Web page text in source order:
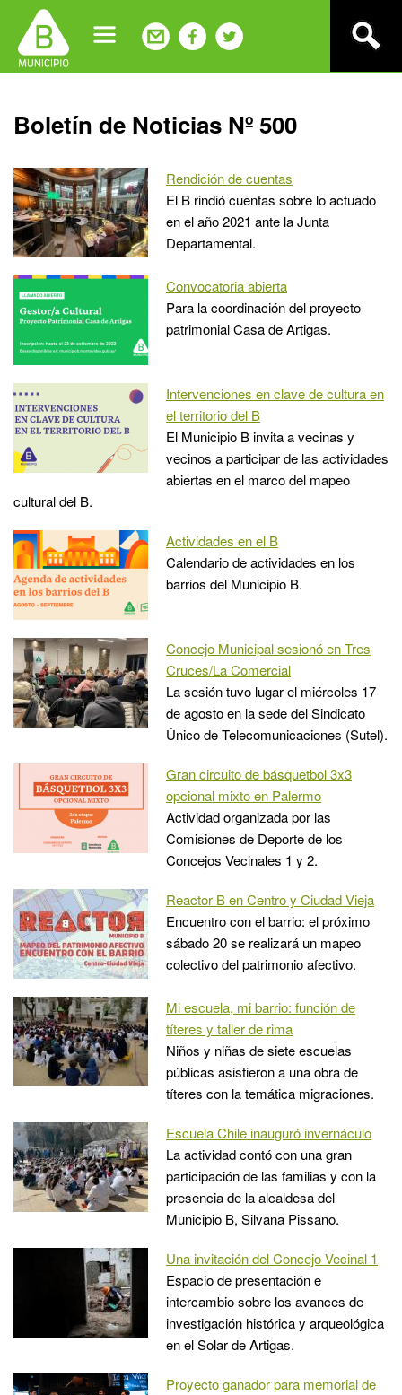
navigation
Back
to
Boletín de Noticias Nº 500
Rendición de cuentas
El B rindió cuentas sobre lo actuado
en el año 2021 ante la Junta
Departamental.
Convocatoria abierta
Para la coordinación del proyecto
patrimonial Casa de Artigas.
Intervenciones en clave de cultura en
el territorio del B
El Municipio B invita a vecinas y
vecinos a participar de las actividades
abiertas en el marco del mapeo
cultural del B.
Actividades en el B
Calendario de actividades en los
barrios del Municipio B.
Concejo Municipal sesionó en Tres
Cruces/La Comercial
La sesión tuvo lugar el miércoles 17
de agosto en la sede del Sindicato
Único de Telecomunicaciones (Sutel).
Gran circuito de básquetbol 3x3
opcional mixto en Palermo
Actividad organizada por las
Comisiones de Deporte de los
Concejos Vecinales 1 y 2.
Reactor B en Centro y Ciudad Vieja
Encuentro con el barrio: el próximo
sábado 20 se realizará un mapeo
colectivo del patrimonio afectivo.
Mi escuela, mi barrio: función de
títeres y taller de rima
Niños y niñas de siete escuelas
públicas asistieron a una obra de
títeres con la temática migraciones.
Escuela Chile inauguró invernáculo
La actividad contó con una gran
participación de las familias y con la
presencia de la alcaldesa del
Municipio B, Silvana Pissano.
Una invitación del Concejo Vecinal 1
Espacio de presentación e
intercambio sobre los avances de
investigación histórica y arqueológica
en el Solar de Artigas.
Proyecto ganador para memorial de